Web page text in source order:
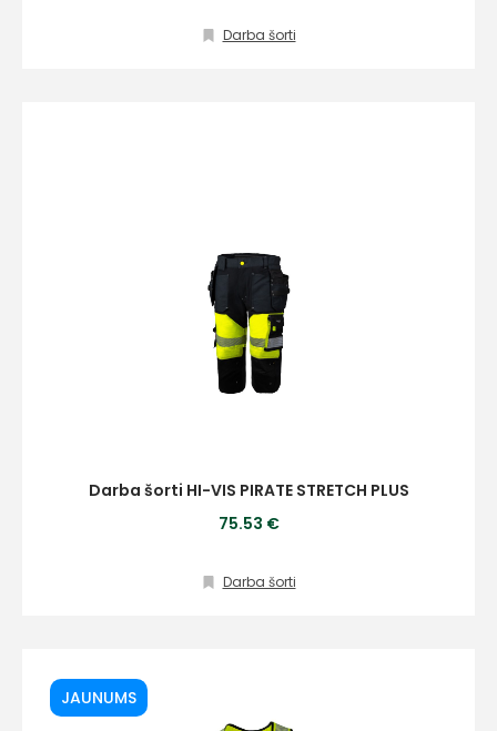
Darba šorti
Darba šorti HI-VIS PIRATE STRETCH PLUS
75.53 €
Darba šorti
JAUNUMS